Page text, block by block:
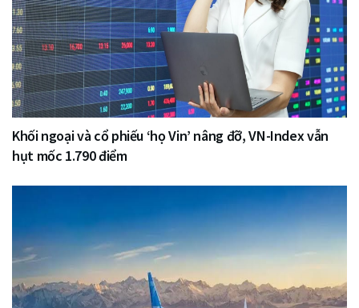
Khối ngoại và cổ phiếu ‘họ Vin’ nâng đỡ, VN-Index vẫn
hụt mốc 1.790 điểm